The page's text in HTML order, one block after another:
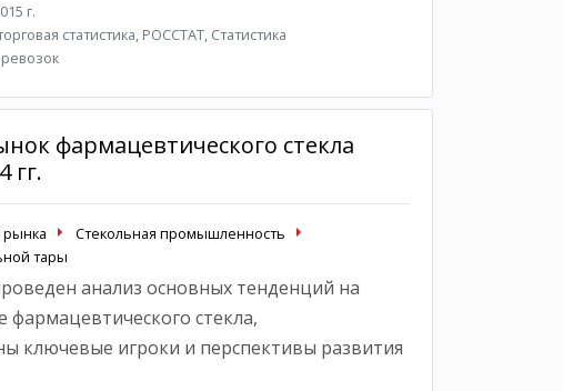
г.
статистика, РОССТАТ, Статистика
фармацевтического стекла
гг.
рынка
Стекольная промышленность
тары
анализ основных тенденций на
фармацевтического стекла,
ключевые игроки и перспективы развития